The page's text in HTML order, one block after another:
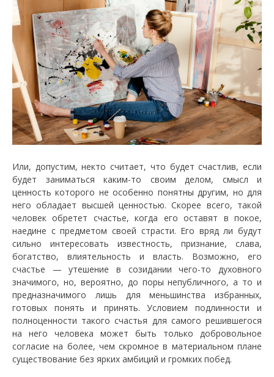
Или, допустим, некто считает, что будет счастлив, если
будет заниматься каким-то своим делом, смысл и
ценность которого не особенно понятны другим, но для
него обладает высшей ценностью. Скорее всего, такой
человек обретет счастье, когда его оставят в покое,
наедине с предметом своей страсти. Его вряд ли будут
сильно интересовать известность, признание, слава,
богатство, влиятельность и власть. Возможно, его
счастье — утешение в созидании чего-то духовного
значимого, но, вероятно, до поры непубличного, а то и
предназначимого лишь для меньшинства избранных,
готовых понять и принять. Условием подлинности и
полноценности такого счастья для самого решившегося
на него человека может быть только добровольное
согласие на более, чем скромное в материальном плане
существование без ярких амбиций и громких побед.